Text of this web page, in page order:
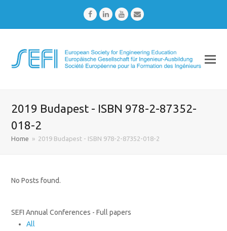
FacebookLinkedInYoutubeEmail
2019 Budapest - ISBN 978-2-87352-
018-2
Home » 2019 Budapest - ISBN 978-2-87352-018-2
No Posts found.
SEFI Annual Conferences - Full papers
All